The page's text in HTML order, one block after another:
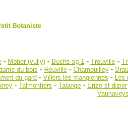
Botaniste
- Motier (vully)- Buchs sg 1 - Trouville-
du bois - Reuville- Chamouilley-
du gard - Villers les mangiennes - Les
- Talmontiers - Talange - Erize st dizier